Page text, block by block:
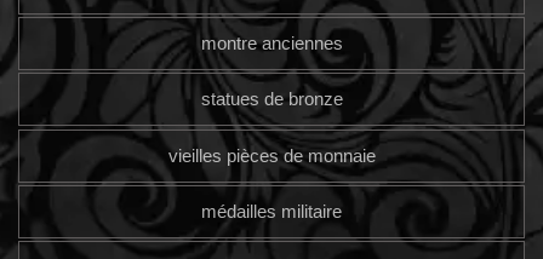
montre anciennes
statues de bronze
vieilles pièces de monnaie
médailles militaire